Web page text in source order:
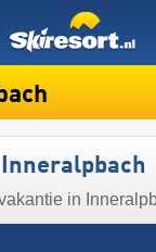
in